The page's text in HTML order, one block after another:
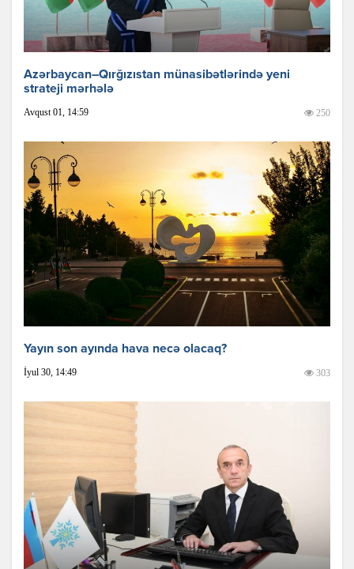
Azərbaycan–Qırğızıstan münasibətlərində yeni
strateji mərhələ
Avqust 01, 14:59 250
Yayın son ayında hava necə olacaq?
İyul 30, 14:49 303